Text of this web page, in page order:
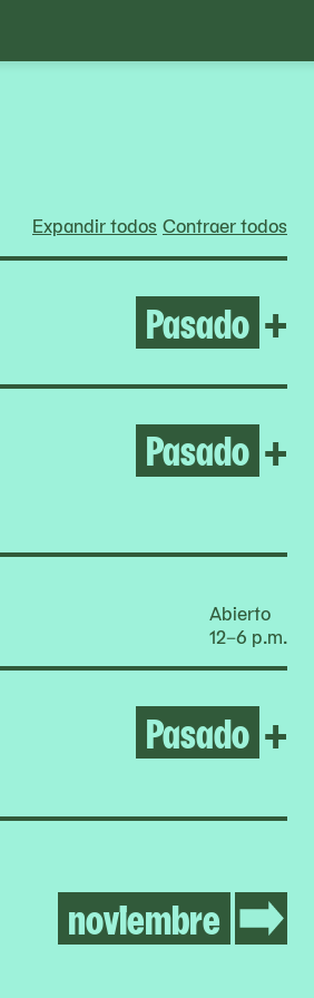
Expandir todos Contraer todos
Pasado +
Pasado +
Abierto
12–6 p.m.
Pasado +
noviembre